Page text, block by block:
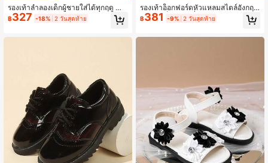
รองเท้าลำลองเด็กผู้ชายใส่ได้ทุกฤดู สำ
หรับใส่ในโรงเรียน สีทอง สบาย
฿327 -18% 2 วันสุดท้าย
รองเท้าอ็อกฟอร์ดหัวแหลมสไตล์อังกฤษ
สำหรับเด็ก, เวอร์ชั่นเกาหลีใหม่สำหรับฤ
ดูใบไม้ผลิ/ฤดูใบไม้ร่วง, รองเท้าหัวแหล
฿381 -9% 2 วันสุดท้าย